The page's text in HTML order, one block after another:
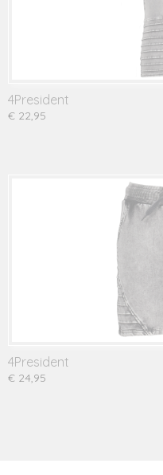
4President
€ 22,95
4President
€ 24,95